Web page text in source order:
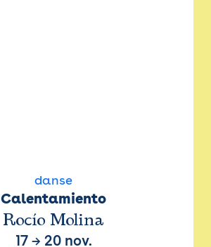
danse
Calentamiento
Rocío Molina
17→ 20 nov.